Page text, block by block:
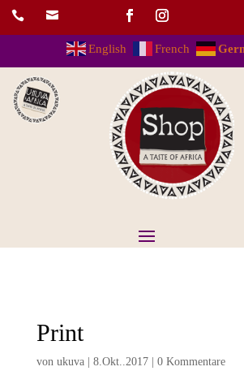
 
English French
Print
von ukuva| 8.Okt..2017| 0 Kommentare